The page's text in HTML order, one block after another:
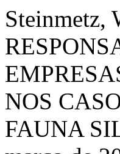
Steinmetz,
NOS
FAUNA